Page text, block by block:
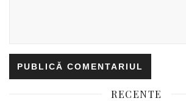
RECENTE